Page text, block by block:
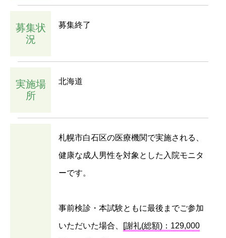
募集状
況
募集終了
実施場
所
北海道
札幌市白石区の医療機関で実施される、
健康な成人男性を対象とした入院モニタ
ーです。
事前検診・本試験ともに最後までご参加
いただいた場合、 [謝礼(総額)：129,000